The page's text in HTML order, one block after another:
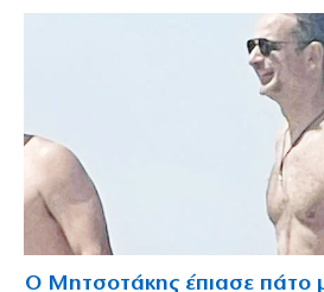
Ο Μητσοτάκης έπιασε πάτο